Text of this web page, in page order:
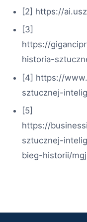
[2] https://
[3]
https://
historia-
[4] https://
sztucznej-
[5]
https://
sztucznej-
bieg-historii/